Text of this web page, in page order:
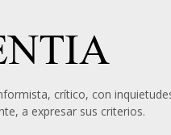
crítico, con
a expresar sus criterios.